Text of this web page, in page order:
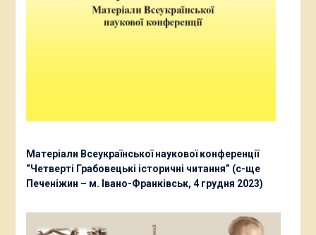
Матеріали Всеукраїнської наукової конференції
“Четверті Грабовецькі історичні читання” (с-ще
Печеніжин – м. Івано-Франківськ, 4 грудня 2023)